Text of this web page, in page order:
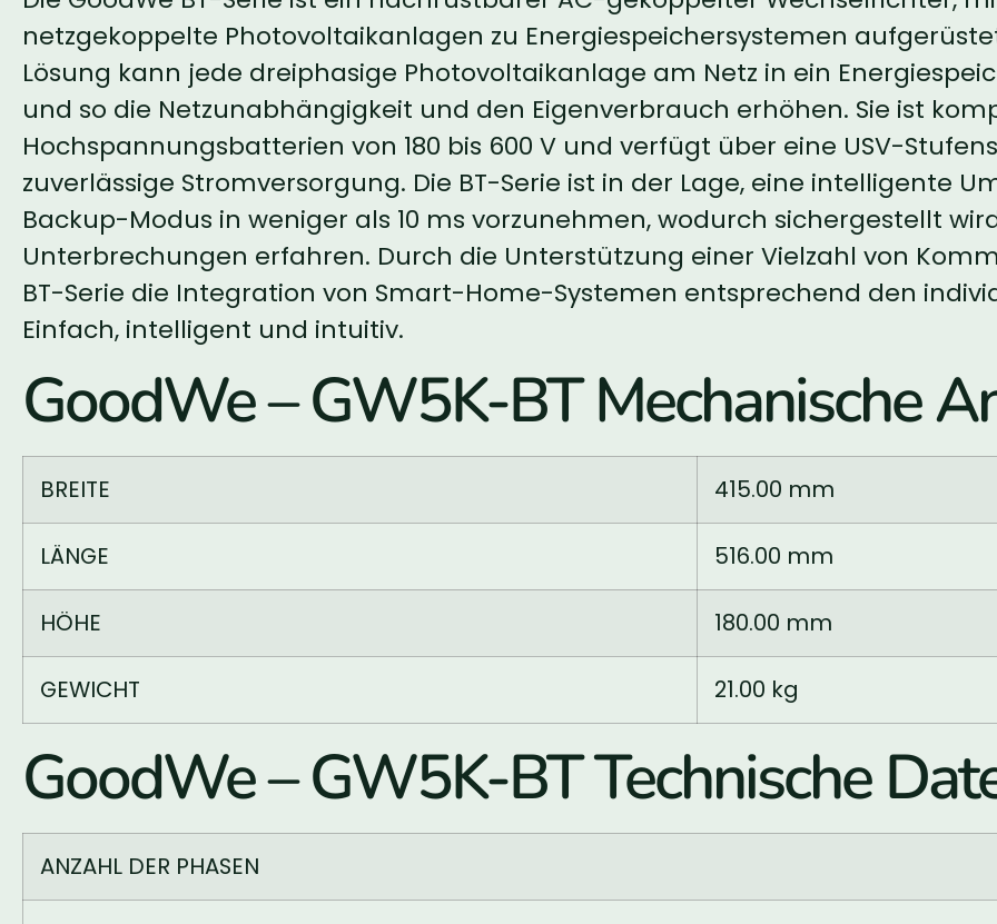
netzgekoppelte Photovoltaikanlagen zu Energiespeichersystemen
Lösung kann jede dreiphasige Photovoltaikanlage am Netz in ein
und so die Netzunabhängigkeit und den Eigenverbrauch erhöhen. Sie ist
Hochspannungsbatterien von 180 bis 600 V und verfügt über eine USV-
zuverlässige Stromversorgung. Die BT-Serie ist in der Lage, eine intelligente
Backup-Modus in weniger als 10 ms vorzunehmen, wodurch sichergestellt
Unterbrechungen erfahren. Durch die Unterstützung einer Vielzahl von
BT-Serie die Integration von Smart-Home-Systemen entsprechend den
Einfach, intelligent und intuitiv.
GoodWe – GW5K-BT Mechanische
BREITE 415.00 mm
LÄNGE 516.00 mm
HÖHE 180.00 mm
GEWICHT 21.00 kg
GoodWe – GW5K-BT Technische
ANZAHL DER PHASEN